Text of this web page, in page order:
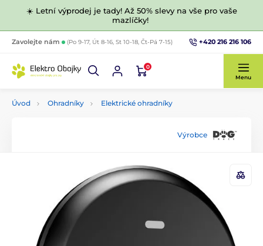
☀️ Letní výprodej je tady! Až 50% slevy na vše pro vaše
mazlíčky!
Zavolejte nám (Po 9-17, Út 8-16, St 10-18, Čt-Pá 7-15) +420 216 216 106
0
Menu
Úvod Ohradníky Elektrické ohradníky
Výrobce